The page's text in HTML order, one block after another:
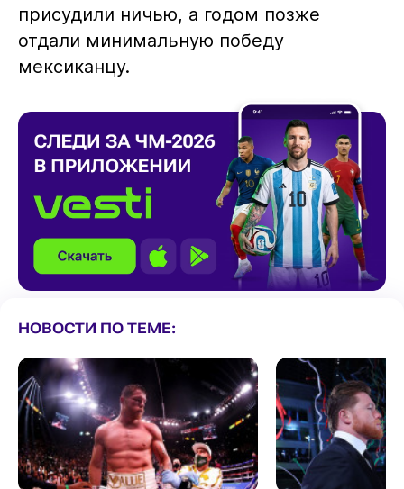
присудили ничью, а годом позже
отдали минимальную победу
мексиканцу.
НОВОСТИ ПО ТЕМЕ: